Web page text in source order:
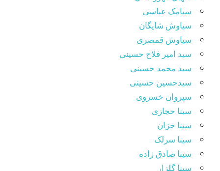
سیامک عباسی
سیاوش شایگان
سیاوش قمصری
سید امیر فلاح حسینی
سید محمد حسینی
سیدحسین حسینی
سیروان خسروی
سینا حجازی
سینا خزان
سینا سرلک
سینا صادق زاده
سینا گلزار